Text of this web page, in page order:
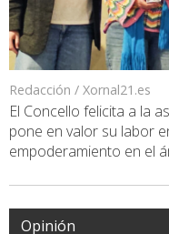
Redacción / Xornal21.es
El Concello felicita a la
pone en valor su labor
empoderamiento en el
Opinión